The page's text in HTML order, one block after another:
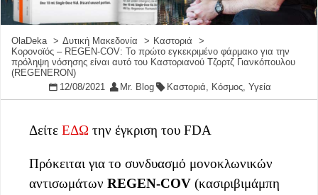
OlaDeka Δυτική Μακεδονία
Καστοριά
Κορονοϊός – REGEN-COV: Το πρώτο εγκεκριμένο φάρμακο για την
πρόληψη νόσησης είναι αυτό του Καστοριανού Τζορτζ Γιανκόπουλου
(REGENERON)
12/08/2021
Mr. Blog Καστοριά, Κόσμος,Υγεία
Δείτε ΕΔΩ την έγκριση του FDA
Πρόκειται για το συνδυασμό μονοκλωνικών
αντισωμάτων REGEN-COV (κασιριβιμάμπη